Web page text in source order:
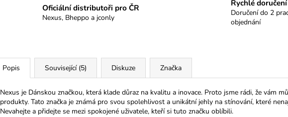
Oficiální distributoři pro ČR
Nexus, Bheppo a jconly
Rychlé doručení
Doručení do 2
objednání
Popis Související (5) Diskuze Značka
Nexus je Dánskou značkou, která klade důraz na kvalitu a inovace. Proto jsme rádi, že vám
produkty. Tato značka je známá pro svou spolehlivost a unikátní jehly na stínování, které
Nevahejte a přidejte se mezi spokojené uživatele, kteří si tuto značku oblíbili.